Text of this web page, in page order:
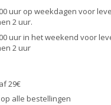
uur op weekdagen voor
2 uur.
uur in het weekend voor
2 uur
29€
alle bestellingen